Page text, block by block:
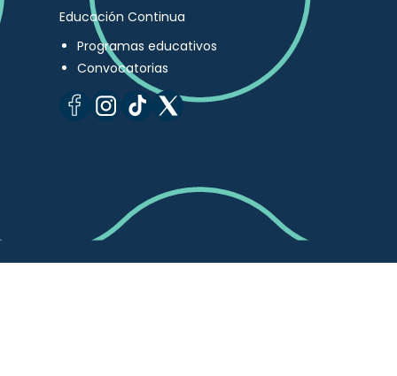
Educación Continua
Programas educativos
Convocatorias